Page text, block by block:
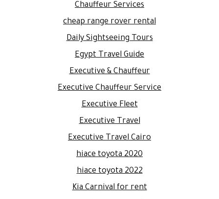
Chauffeur Services
cheap range rover rental
Daily Sightseeing Tours
Egypt Travel Guide
Executive & Chauffeur
Executive Chauffeur Service
Executive Fleet
Executive Travel
Executive Travel Cairo
hiace toyota 2020
hiace toyota 2022
Kia Carnival for rent